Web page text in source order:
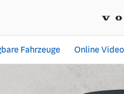
Fahrzeuge Online